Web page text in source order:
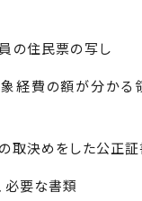
の住民票の写し
経費の額が分かる
取決めをした公正
必要な書類